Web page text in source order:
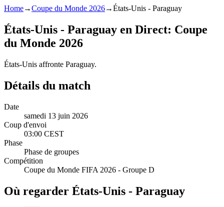
Home→Coupe du Monde 2026→États-Unis - Paraguay
États-Unis - Paraguay en Direct: Coupe
du Monde 2026
États-Unis affronte Paraguay.
Détails du match
Date
samedi 13 juin 2026
Coup d'envoi
03:00 CEST
Phase
Phase de groupes
Compétition
Coupe du Monde FIFA 2026 - Groupe D
Où regarder États-Unis - Paraguay